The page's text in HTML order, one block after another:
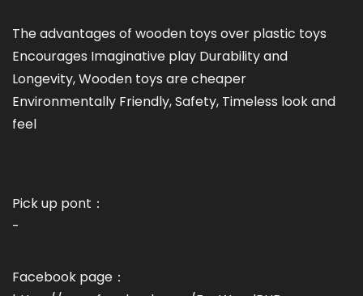
The advantages of wooden toys over plastic toys
Encourages Imaginative play Durability and
Longevity, Wooden toys are cheaper
Environmentally Friendly, Safety, Timeless look and
feel
Pick up pont：
-
Facebook page：